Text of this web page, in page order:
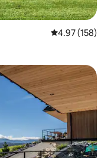
평점 4.97점(5
4.97 (158)